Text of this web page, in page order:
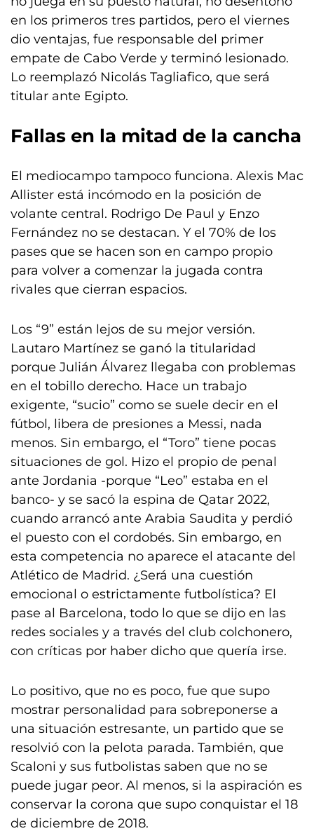
en los primeros tres partidos, pero el viernes
dio ventajas, fue responsable del primer
empate de Cabo Verde y terminó lesionado.
Lo reemplazó Nicolás Tagliafico, que será
titular ante Egipto.
Fallas en la mitad de la cancha
El mediocampo tampoco funciona. Alexis Mac
Allister está incómodo en la posición de
volante central. Rodrigo De Paul y Enzo
Fernández no se destacan. Y el 70% de los
pases que se hacen son en campo propio
para volver a comenzar la jugada contra
rivales que cierran espacios.
Los “9” están lejos de su mejor versión.
Lautaro Martínez se ganó la titularidad
porque Julián Álvarez llegaba con problemas
en el tobillo derecho. Hace un trabajo
exigente, “sucio” como se suele decir en el
fútbol, libera de presiones a Messi, nada
menos. Sin embargo, el “Toro” tiene pocas
situaciones de gol. Hizo el propio de penal
ante Jordania -porque “Leo” estaba en el
banco- y se sacó la espina de Qatar 2022,
cuando arrancó ante Arabia Saudita y perdió
el puesto con el cordobés. Sin embargo, en
esta competencia no aparece el atacante del
Atlético de Madrid. ¿Será una cuestión
emocional o estrictamente futbolística? El
pase al Barcelona, todo lo que se dijo en las
redes sociales y a través del club colchonero,
con críticas por haber dicho que quería irse.
Lo positivo, que no es poco, fue que supo
mostrar personalidad para sobreponerse a
una situación estresante, un partido que se
resolvió con la pelota parada. También, que
Scaloni y sus futbolistas saben que no se
puede jugar peor. Al menos, si la aspiración es
conservar la corona que supo conquistar el 18
de diciembre de 2018.